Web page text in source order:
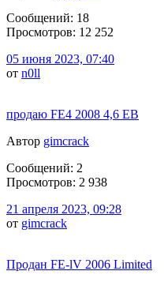
Сообщений: 18
Просмотров: 12 252
05 июня 2023, 07:40
от n0ll
продаю FE4 2008 4,6 EB
Автор gimcrack
Сообщений: 2
Просмотров: 2 938
21 апреля 2023, 09:28
от gimcrack
Продан FE-lV 2006 Limited